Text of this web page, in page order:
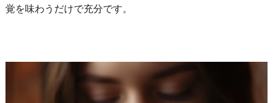
覚を味わうだけで充分です。